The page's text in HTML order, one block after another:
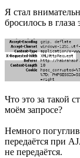
Я стал
бросилось в глаза
Что это за такой
моём запросе?
Немного
передаётся при
не передаётся.